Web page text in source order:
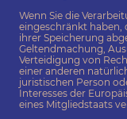
Wenn Sie die
eingeschränkt haben,
ihrer Speicherung
Geltendmachung,
Verteidigung von
einer anderen
juristischen Person
Interesses der
eines Mitgliedstaats